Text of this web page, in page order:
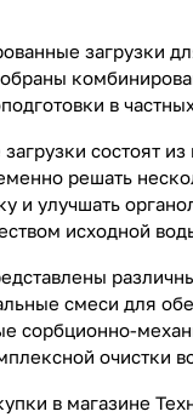
загрузки
в
состоят
решать
и улучшать
исходной
смеси для
сорбционно-
очистки
в магазине